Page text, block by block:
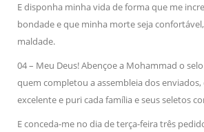
E disponha minha vida de forma que me
bondade e que minha morte seja
maldade.
04 – Meu Deus! Abençoe a Mohammad o
quem completou a assembleia dos enviados,
excelente e puri cada família e seus seletos
E conceda-me no dia de terça-feira três